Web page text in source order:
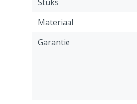
Stuks
Materiaal
Garantie